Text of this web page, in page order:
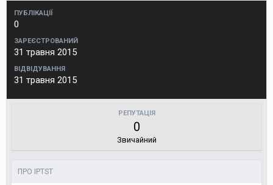
ПУБЛІКАЦІЇ
0
ЗАРЕЄСТРОВАНИЙ
31 травня 2015
ВІДВІДУВАННЯ
31 травня 2015
РЕПУТАЦІЯ
0
Звичайний
ПРО IPTST